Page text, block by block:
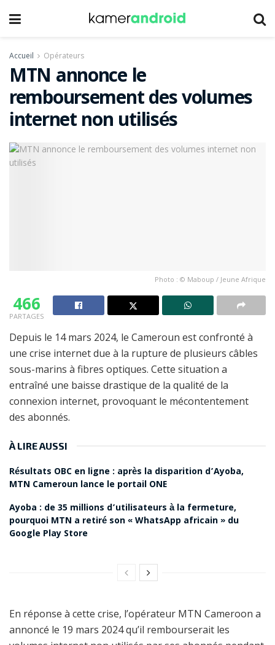
Accueil Opérateurs
MTN annonce le
remboursement des volumes
internet non utilisés
Photo : © Maboup / Jeune Afrique
466
PARTAGES
Depuis le 14 mars 2024, le Cameroun est confronté à
une crise internet due à la rupture de plusieurs câbles
sous-marins à fibres optiques. Cette situation a
entraîné une baisse drastique de la qualité de la
connexion internet, provoquant le mécontentement
des abonnés.
À LIRE AUSSI
Résultats OBC en ligne : après la disparition d’Ayoba,
MTN Cameroun lance le portail ONE
Ayoba : de 35 millions d’utilisateurs à la fermeture,
pourquoi MTN a retiré son « WhatsApp africain » du
Google Play Store
En réponse à cette crise, l’opérateur MTN Cameroon a
annoncé le 19 mars 2024 qu’il rembourserait les